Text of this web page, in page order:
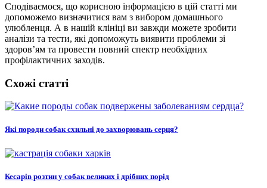
Сподіваємося, що корисною інформацією в цій статті ми
допоможемо визначитися вам з вибором домашнього
улюбленця. А в нашій клініці ви завжди можете зробити
аналізи та тести, які допоможуть виявити проблеми зі
здоров’ям та провести повний спектр необхідних
профілактичних заходів.
Схожі статті
Які породи собак схильні до захворювань серця?
Кесарів розтин у собак великих і дрібних порід